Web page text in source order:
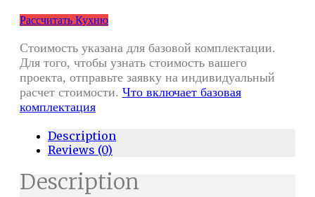
Рассчитать Кухню
Стоимость указана для базовой комплектации.
Для того, чтобы узнать стоимость вашего
проекта, отправьте заявку на индивидуальный
расчет стоимости. Что включает базовая
комплектация
Description
Reviews (0)
Description